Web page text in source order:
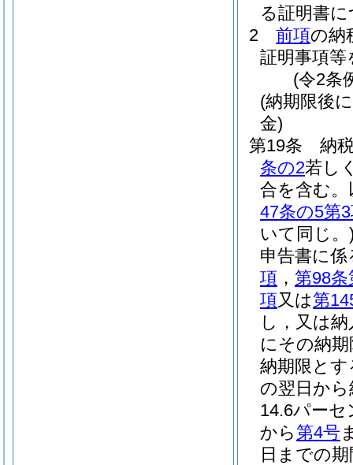
る証明書
2
前項の納
証明事項
(令2条
(納期限後
金)
第19条
納
条の2若し
合を含む
47条の5第
いて同じ。
申告書に
項 ， 第98条
項又は第
し，又は
にその納期
納期限とす
の翌日か
14.6パーセ
から第4号
日までの